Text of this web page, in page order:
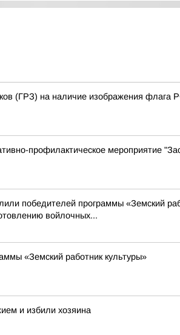
(ГРЗ) на наличие изображения
профилактическое мероприятие
победителей программы «Земский
войлочных...
«Земский работник культуры»
и избили хозяина